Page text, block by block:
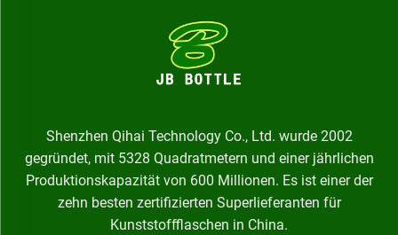
Shenzhen Qihai Technology Co., Ltd. wurde 2002
gegründet, mit 5328 Quadratmetern und einer jährlichen
Produktionskapazität von 600 Millionen. Es ist einer der
zehn besten zertifizierten Superlieferanten für
Kunststoffflaschen in China.